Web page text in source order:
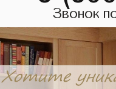
Звонок